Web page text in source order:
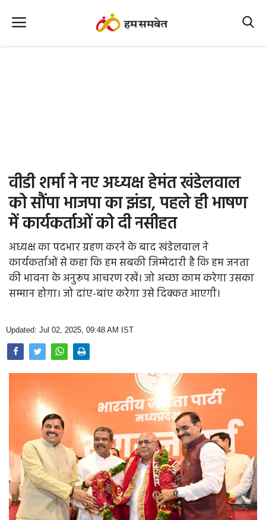
Office Office
Political Gossips
Farm & Food
Opinion
Photo Gallery
Home
वीडी शर्मा ने नए अध्यक्ष हेमंत खंडेलवाल
को सौंपा भाजपा का झंडा, पहले ही भाषण
में कार्यकर्ताओं को दी नसीहत
अध्यक्ष का पदभार ग्रहण करने के बाद खंडेलवाल ने
कार्यकर्ताओं से कहा कि हम सबकी जिम्मेदारी है कि हम जनता
की भावना के अनुरूप आचरण रखें। जो अच्छा काम करेगा उसका
सम्मान होगा। जो दांए-बांए करेगा उसे दिक्कत आएगी।
Updated: Jul 02, 2025, 09:48 AM IST